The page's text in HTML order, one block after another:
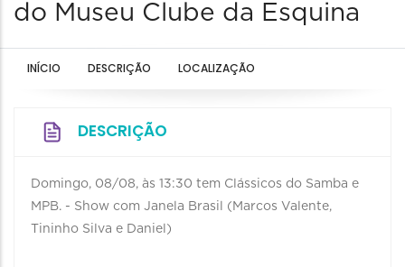
do Museu Clube da Esquina
INÍCIO DESCRIÇÃO LOCALIZAÇÃO
DESCRIÇÃO
Domingo, 08/08, às 13:30 tem Clássicos do Samba e
MPB. - Show com Janela Brasil (Marcos Valente,
Tininho Silva e Daniel)